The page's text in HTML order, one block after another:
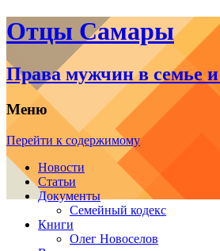
Отцы Самары
Права мужчин в семье
Меню
Перейти к содержимому
Новости
Статьи
Документы
Семейный кодекс
Книги
Олег Новоселов